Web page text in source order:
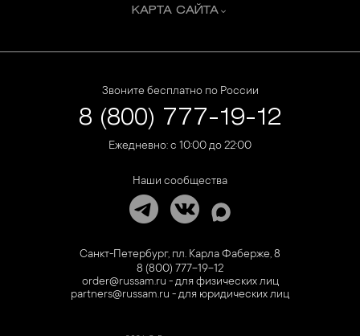
КАРТА САЙТА
Звоните бесплатно по России
8 (800) 777-19-12
Ежедневно: с 10:00 до 22:00
Наши сообщества
Санкт-Петербург, пл. Карла Фаберже, 8
8 (800) 777-19-12
order@russam.ru - для физических лиц
partners@russam.ru - для юридических лиц